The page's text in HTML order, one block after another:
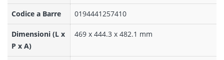
Codice a Barre 0194441257410
Dimensioni (L x
P x A)
469 x 444.3 x 482.1 mm